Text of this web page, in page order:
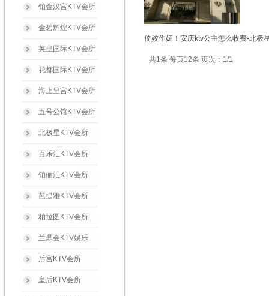
铂金汉宫KTV会所
金碧辉煌KTV会所
英皇国际KTV会所
花都国际KTV会所
海上皇宫KTV会所
五号公馆KTV会所
北极星KTV会所
百乐汇KTV会所
铂俪汇KTV会所
芭提雅KTV会所
柏拉图KTV会所
兰鼎会KTV娱乐
后宫KTV会所
皇后KTV会所
倚姣作媚！安庆ktv公主怎么收费-北极
共1条 每页12条 页次：1/1